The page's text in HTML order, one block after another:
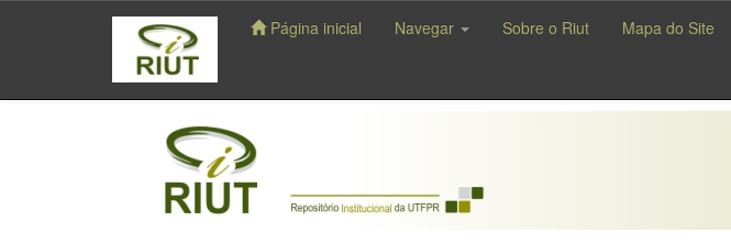
navigation
Página inicial Navegar Sobre o Riut Mapa do Site